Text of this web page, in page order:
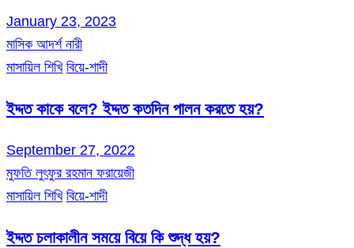
January 23, 2023
মাসিক আদর্শ নারী
মাসায়িল শিখি বিয়ে-শাদী
ইদ্দত কাকে বলে? ইদ্দত কতদিন পালন করতে হয়?
September 27, 2022
মুফতি লুৎফুর রহমান ফরায়েজী
মাসায়িল শিখি বিয়ে-শাদী
ইদ্দত চলাকালীন সময়ে বিয়ে কি শুদ্ধ হয়?